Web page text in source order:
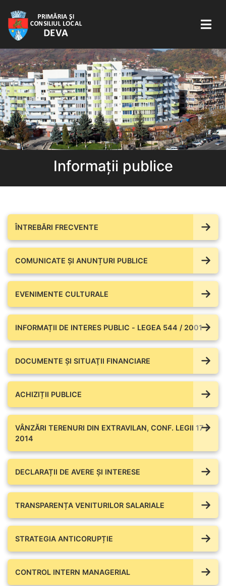
Informații publice
ÎNTREBĂRI FRECVENTE
COMUNICATE ŞI ANUNȚURI PUBLICE
EVENIMENTE CULTURALE
INFORMAȚII DE INTERES PUBLIC - LEGEA 544 / 2001
DOCUMENTE ŞI SITUAŢII FINANCIARE
ACHIZIȚII PUBLICE
VÂNZĂRI TERENURI DIN EXTRAVILAN, CONF. LEGII 17 /
2014
DECLARAȚII DE AVERE ŞI INTERESE
TRANSPARENȚA VENITURILOR SALARIALE
STRATEGIA ANTICORUPȚIE
CONTROL INTERN MANAGERIAL